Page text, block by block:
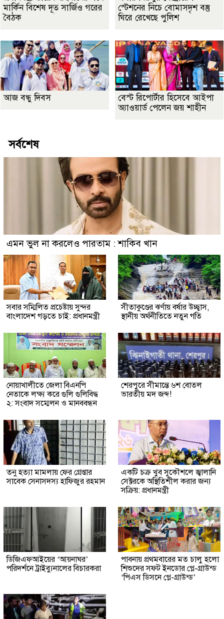
মার্কিন বিশেষ দূত সার্জিও গরের
বৈঠক
স্টেশনের নিচে বোমাসদৃশ বস্তু
ঘিরে রেখেছে পুলিশ
আজ বন্ধু দিবস
বেস্ট রিপোর্টার হিসেবে আইপা
অ্যাওয়ার্ড পেলেন জয় শাহীন
সর্বশেষ
এমন ভুল না করলেও পারতাম : শাকিব খান
সবার সম্মিলিত প্রচেষ্টায় সুন্দর
বাংলাদেশ গড়তে চাই: প্রধানমন্ত্রী
সীতাকুণ্ডের ঝর্ণায় বর্ষার উচ্ছ্বাস,
স্থানীয় অর্থনীতিতে নতুন গতি
নোয়াখালীতে জেলা বিএনপি
নেতাকে লক্ষ্য করে গুলি গুলিবিদ্ধ
২: সংবাদ সম্মেলন ও মানববন্ধন
শেরপুরে সীমান্তে ৬শ বোতল
ভারতীয় মদ জব্দ!
তনু হত্যা মামলায় ফের গ্রেপ্তার
সাবেক সেনাসদস্য হাফিজুর রহমান
একটি চক্র খুব সুকৌশলে জ্বালানি
সেক্টরকে অস্থিতিশীল করার জন্য
সক্রিয়: প্রধানমন্ত্রী
ডিজিএফআইয়ের ‘আয়নাঘর’
পরিদর্শনে ট্রাইব্যুনালের বিচারকরা
পাবনায় প্রথমবারের মত চালু হলো
শিশুদের সফট ইনডোর প্লে-গ্রাউন্ড
‘পিএস ডিসনে প্লে-গ্রাউন্ড’